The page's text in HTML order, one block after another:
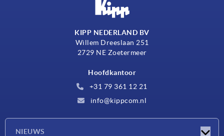
KIPP NEDERLAND BV
Willem Dreeslaan 251
2729 NE Zoetermeer
Hoofdkantoor
+31 79 361 12 21
info@kippcom.nl
NIEUWS